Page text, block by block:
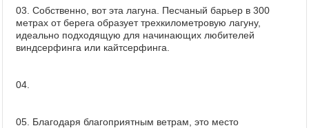
03. Собственно, вот эта лагуна. Песчаный барьер в 300
метрах от берега образует трехкилометровую лагуну,
идеально подходящую для начинающих любителей
виндсерфинга или кайтсерфинга.
04.
05. Благодаря благоприятным ветрам, это место